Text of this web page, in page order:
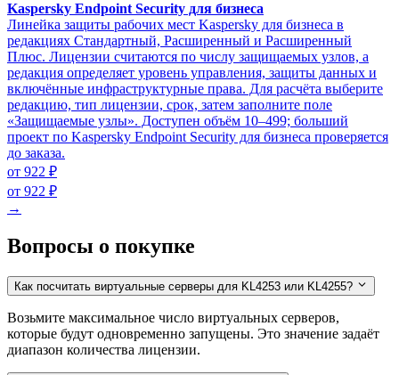
Kaspersky Endpoint Security для бизнеса
Линейка защиты рабочих мест Kaspersky для бизнеса в
редакциях Стандартный, Расширенный и Расширенный
Плюс. Лицензии считаются по числу защищаемых узлов, а
редакция определяет уровень управления, защиты данных и
включённые инфраструктурные права. Для расчёта выберите
редакцию, тип лицензии, срок, затем заполните поле
«Защищаемые узлы». Доступен объём 10–499; больший
проект по Kaspersky Endpoint Security для бизнеса проверяется
до заказа.
от 922 ₽
от 922 ₽
→
Вопросы о покупке
Как посчитать виртуальные серверы для KL4253 или KL4255?
Возьмите максимальное число виртуальных серверов,
которые будут одновременно запущены. Это значение задаёт
диапазон количества лицензии.